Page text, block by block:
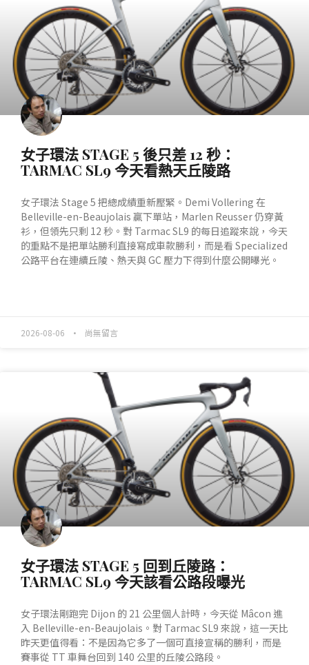
女子環法 STAGE 5 後只差 12 秒：
TARMAC SL9 今天看熱天丘陵路
女子環法 Stage 5 把總成績重新壓緊。Demi Vollering 在
Belleville-en-Beaujolais 贏下單站，Marlen Reusser 仍穿黃
衫，但領先只剩 12 秒。對 Tarmac SL9 的每日追蹤來說，今天
的重點不是把單站勝利直接寫成車款勝利，而是看 Specialized
公路平台在連續丘陵、熱天與 GC 壓力下得到什麼公開曝光。
2026-08-06 尚無留言
女子環法 STAGE 5 回到丘陵路：
TARMAC SL9 今天該看公路段曝光
女子環法剛跑完 Dijon 的 21 公里個人計時，今天從 Mâcon 進
入 Belleville-en-Beaujolais。對 Tarmac SL9 來說，這一天比
昨天更值得看：不是因為它多了一個可直接宣稱的勝利，而是
賽事從 TT 車舞台回到 140 公里的丘陵公路段。